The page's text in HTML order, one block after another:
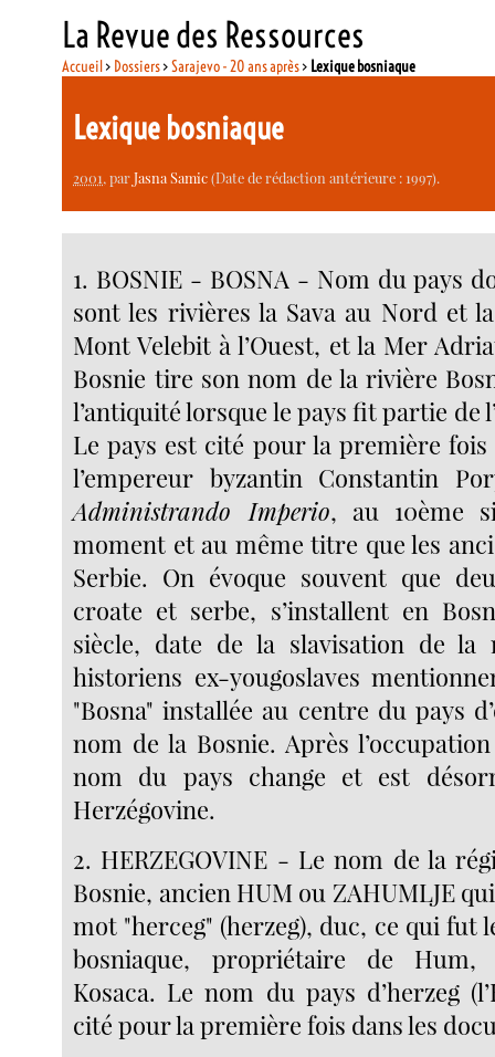
La Revue des Ressources
Accueil> Dossiers>Sarajevo - 20 ans après> Lexique bosniaque
Lexique bosniaque
2001, parJasna Samic(Date de rédaction antérieure : 1997).
1. BOSNIE - BOSNA - Nom du pays
sont les rivières la Sava au Nord et
Mont Velebit à l’Ouest, et la Mer
Bosnie tire son nom de la rivière
l’antiquité lorsque le pays fit partie de
Le pays est cité pour la première fois
l’empereur byzantin Constantin
Administrando Imperio, au 10ème
moment et au même titre que les
Serbie. On évoque souvent que
croate et serbe, s’installent en
siècle, date de la slavisation de la
historiens ex-yougoslaves
"Bosna" installée au centre du pays
nom de la Bosnie. Après
nom du pays change et est
Herzégovine.
2. HERZEGOVINE - Le nom de la
Bosnie, ancien HUM ou ZAHUMLJE
mot "herceg" (herzeg), duc, ce qui fut
bosniaque, propriétaire de Hum,
Kosaca. Le nom du pays d’herzeg
cité pour la première fois dans les